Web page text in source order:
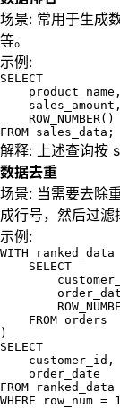
场景: 常用于生成
等。
示例:
SELECT
sales_amount,
ROW_NUMBER()
FROM sales_data;
解释: 上述查询按
数据去重
场景: 当需要去除
成行号，然后过滤
示例:
WITH ranked_data
SELECT
ROW_NUMBER()
FROM orders
)
SELECT
customer_id,
order_date
FROM ranked_data
WHERE row_num =